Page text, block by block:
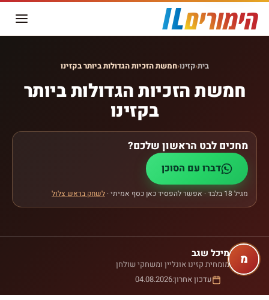
בית‹קזינו‹חמשת הזכיות הגדולות ביותר בקזינו
חמשת הזכיות הגדולות ביותר
בקזינו
מחכים לבט הראשון שלכם?
דברו עם הסוכן
מגיל 18 בלבד · אפשר להפסיד כאן כסף אמיתי · לשחק בראש צלול
מ מיכל שגב
מומחית קזינו אונליין ומשחקי שולחן
עדכון אחרון:04.08.2026